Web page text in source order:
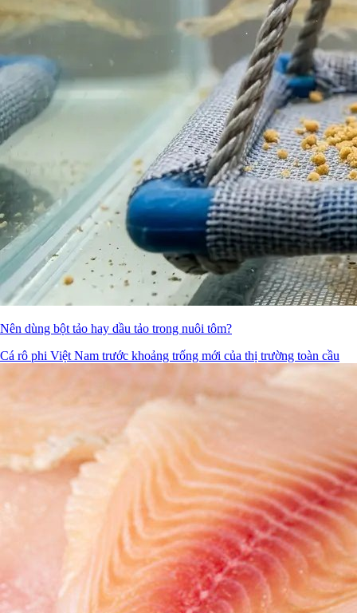
Nên dùng bột tảo hay dầu tảo trong nuôi tôm?
Cá rô phi Việt Nam trước khoảng trống mới của thị trường toàn cầu